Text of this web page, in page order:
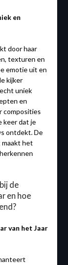
en
door haar
texturen en
emotie uit en
kijker
uniek
en
composities
keer dat je
ontdekt. De
maakt het
de
en hoe
van het Jaar